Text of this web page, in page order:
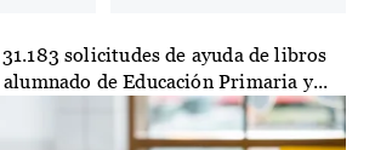
solicitudes de ayuda de libros
de Educación Primaria y...